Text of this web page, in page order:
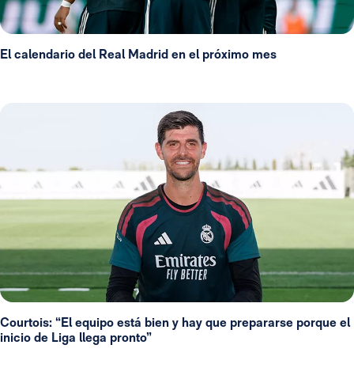
El calendario del Real Madrid en el próximo mes
Courtois: “El equipo está bien y hay que prepararse porque el
inicio de Liga llega pronto”